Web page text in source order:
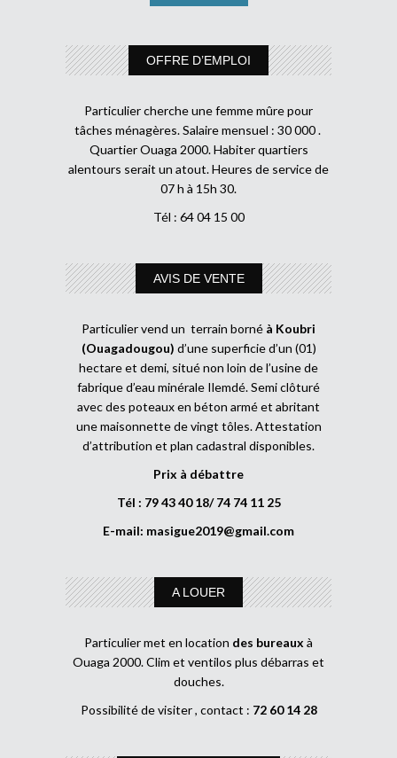
OFFRE D’EMPLOI
Particulier cherche une femme mûre pour
tâches ménagères. Salaire mensuel : 30 000 .
Quartier Ouaga 2000. Habiter quartiers
alentours serait un atout. Heures de service de
07 h à 15h 30.
Tél : 64 04 15 00
AVIS DE VENTE
Particulier vend un terrain borné à Koubri
(Ouagadougou) d’une superficie d’un (01)
hectare et demi, situé non loin de l’usine de
fabrique d’eau minérale Ilemdé. Semi clôturé
avec des poteaux en béton armé et abritant
une maisonnette de vingt tôles. Attestation
d’attribution et plan cadastral disponibles.
Prix à débattre
Tél : 79 43 40 18/ 74 74 11 25
E-mail: masigue2019@gmail.com
A LOUER
Particulier met en location des bureaux à
Ouaga 2000. Clim et ventilos plus débarras et
douches.
Possibilité de visiter , contact : 72 60 14 28